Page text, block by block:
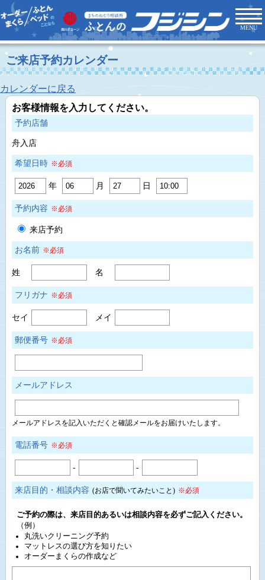
MENU
ご来店予約カレンダー
カレンダーに戻る
お客様情報を入力してください。
予約店舗
舟入店
希望日時 ※必須
年 月 日
予約内容 ※必須
来店予約
お名前 ※必須
姓 名
フリガナ ※必須
セイ メイ
郵便番号 ※必須
メールアドレス
メールアドレスを記入いただくと確認メールをお届けいたします。
電話番号 ※必須
- -
来店目的・相談内容 (お店で聞いてみたいこと) ※必須
ご予約の際は、来店目的あるいは相談内容を必ずご記入ください。
（例）
丸洗いクリーニング予約
マットレスの選び方を知りたい
オーダーまくらの作成など